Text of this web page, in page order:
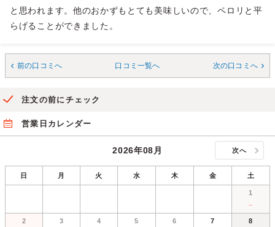
と思われます。他のおかずもとても美味しいので、ペロリと平
らげることができました。
前の口コミへ 口コミ一覧へ 次の口コミへ
注文の前にチェック
営業日カレンダー
2026年08月 次へ
日 月 火 水 木 金 土
1
－
2 3 4 5 6 7 8